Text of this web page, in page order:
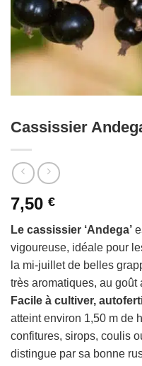
Cassissier
7,50 €
Le cassissier ‘Andega’
vigoureuse, idéale pour
la mi-juillet de belles
très aromatiques, au
Facile à cultiver,
atteint environ 1,50 m de
confitures, sirops, coulis
distingue par sa bonne